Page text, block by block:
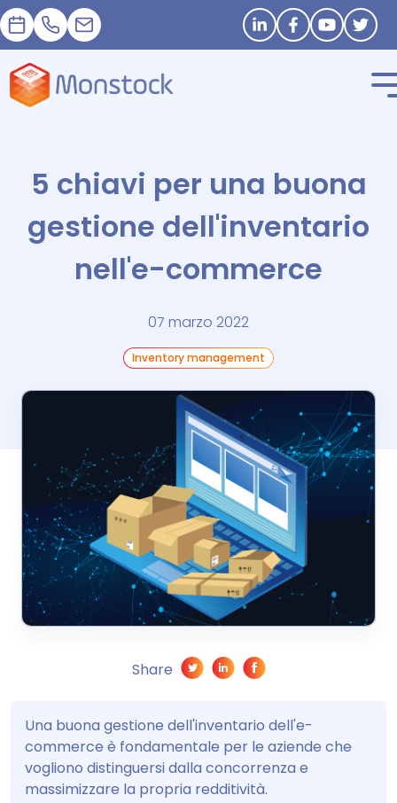
Appuntamento
+33 1 83 62 25 41
contact@monstock.net Stay in touch
5 chiavi per una buona
gestione dell'inventario
nell'e-commerce
07 marzo 2022
Inventory management
Share
Una buona gestione dell'inventario dell'e-
commerce è fondamentale per le aziende che
vogliono distinguersi dalla concorrenza e
massimizzare la propria redditività.